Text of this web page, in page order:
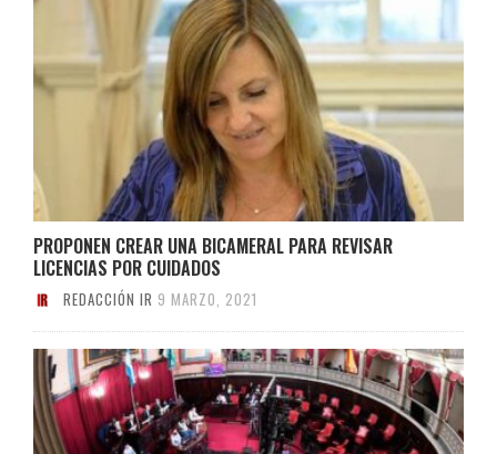
PROPONEN CREAR UNA BICAMERAL PARA REVISAR
LICENCIAS POR CUIDADOS
REDACCIÓN IR 9 MARZO, 2021